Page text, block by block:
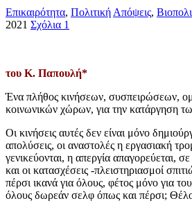
Επικαιρότητα, Πολιτική Απόψεις,
2021 Σχόλια 1
του Κ. Παπουλή*
Ένα πλήθος κινήσεων, συσπειρώσεων,
κοινωνικών χώρων, για την κατάργηση
Οι κινήσεις αυτές δεν είναι μόνο
απολύσεις, οι αναστολές η εργασιακή
γενικεύονται, η απεργία απαγορεύεται,
και οι κατασχέσεις -πλειστηριασμοί
πέρσι ικανά για όλους, φέτος μόνο για
όλους δωρεάν σελφ όπως και πέρσι;